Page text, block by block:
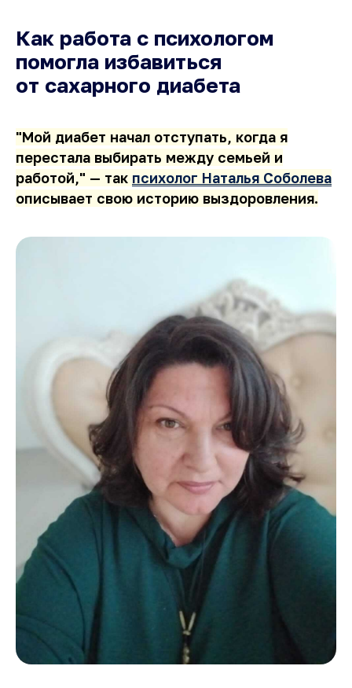
Как работа с психологом
помогла избавиться
от сахарного диабета
"Мой диабет начал отступать, когда я
перестала выбирать между семьей и
работой," — так психолог Наталья Соболева
описывает свою историю выздоровления.